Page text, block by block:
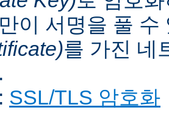
이 서명을 풀
를 가진 네
SSL/TLS 암호화